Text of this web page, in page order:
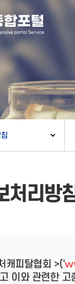
처리방
캐피탈협회 >('
이와 관련한